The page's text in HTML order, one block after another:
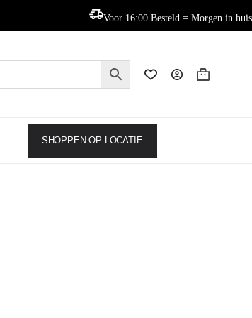
Voor 16:00 Besteld = Morgen in huis
SHOPPEN OP LOCATIE